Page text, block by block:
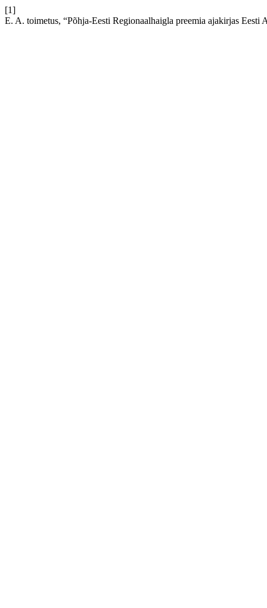
[1]
E. A. toimetus, “Põhja-Eesti Regionaalhaigla preemia ajakirjas